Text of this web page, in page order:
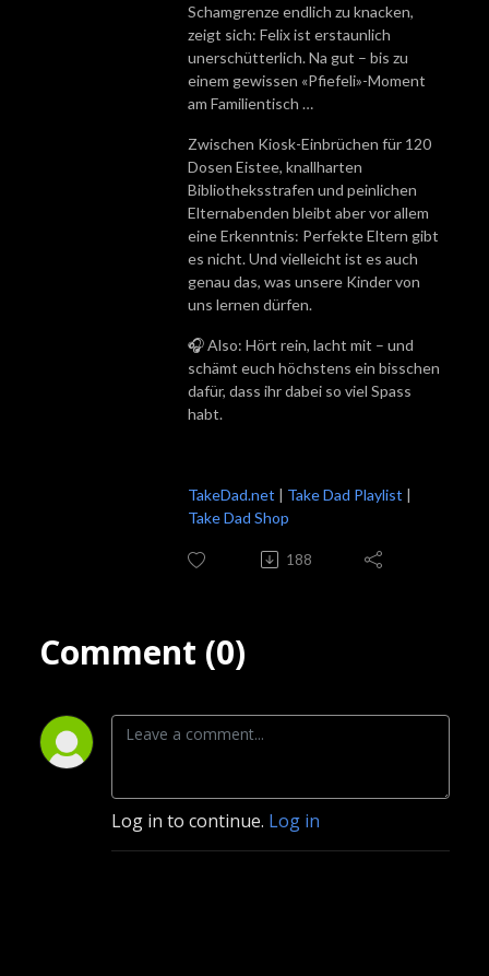
Schamgrenze endlich zu knacken,
zeigt sich: Felix ist erstaunlich
unerschütterlich. Na gut – bis zu
einem gewissen «Pfiefeli»-Moment
am Familientisch …
Zwischen Kiosk-Einbrüchen für 120
Dosen Eistee, knallharten
Bibliotheksstrafen und peinlichen
Elternabenden bleibt aber vor allem
eine Erkenntnis: Perfekte Eltern gibt
es nicht. Und vielleicht ist es auch
genau das, was unsere Kinder von
uns lernen dürfen.
🎧 Also: Hört rein, lacht mit – und
schämt euch höchstens ein bisschen
dafür, dass ihr dabei so viel Spass
habt.
TakeDad.net | Take Dad Playlist |
Take Dad Shop
188
Comment (0)
Log in to continue. Log in